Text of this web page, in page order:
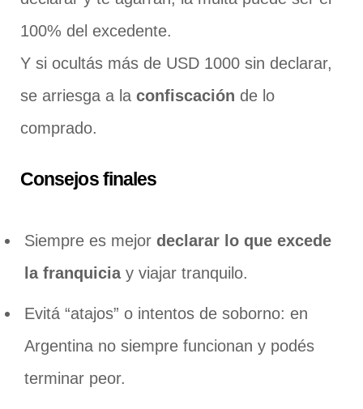
100% del excedente.
Y si ocultás más de USD 1000 sin declarar,
se arriesga a la confiscación de lo
comprado.
Consejos finales
Siempre es mejor declarar lo que excede
la franquiciay viajar tranquilo.
Evitá “atajos” o intentos de soborno: en
Argentina no siempre funcionan y podés
terminar peor.